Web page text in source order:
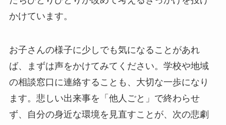
かけています。
お子さんの様子に少しでも気になることがあれ
ば、まずは声をかけてみてください。学校や地域
の相談窓口に連絡することも、大切な一歩になり
ます。悲しい出来事を「他人ごと」で終わらせ
ず、自分の身近な環境を見直すことが、次の悲劇